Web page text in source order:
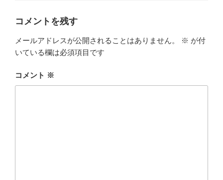
コメントを残す
メールアドレスが公開されることはありません。 ※ が付
いている欄は必須項目です
コメント ※